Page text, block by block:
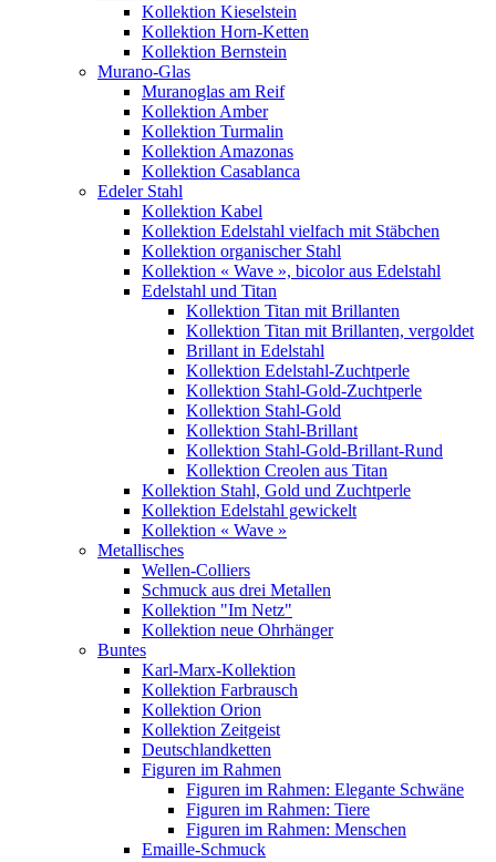
Kollektion Kieselstein
Kollektion Horn-Ketten
Kollektion Bernstein
Murano-Glas
Muranoglas am Reif
Kollektion Amber
Kollektion Turmalin
Kollektion Amazonas
Kollektion Casablanca
Edeler Stahl
Kollektion Kabel
Kollektion Edelstahl vielfach mit Stäbchen
Kollektion organischer Stahl
Kollektion « Wave », bicolor aus Edelstahl
Edelstahl und Titan
Kollektion Titan mit Brillanten
Kollektion Titan mit Brillanten, vergoldet
Brillant in Edelstahl
Kollektion Edelstahl-Zuchtperle
Kollektion Stahl-Gold-Zuchtperle
Kollektion Stahl-Gold
Kollektion Stahl-Brillant
Kollektion Stahl-Gold-Brillant-Rund
Kollektion Creolen aus Titan
Kollektion Stahl, Gold und Zuchtperle
Kollektion Edelstahl gewickelt
Kollektion « Wave »
Metallisches
Wellen-Colliers
Schmuck aus drei Metallen
Kollektion "Im Netz"
Kollektion neue Ohrhänger
Buntes
Karl-Marx-Kollektion
Kollektion Farbrausch
Kollektion Orion
Kollektion Zeitgeist
Deutschlandketten
Figuren im Rahmen
Figuren im Rahmen: Elegante Schwäne
Figuren im Rahmen: Tiere
Figuren im Rahmen: Menschen
Emaille-Schmuck